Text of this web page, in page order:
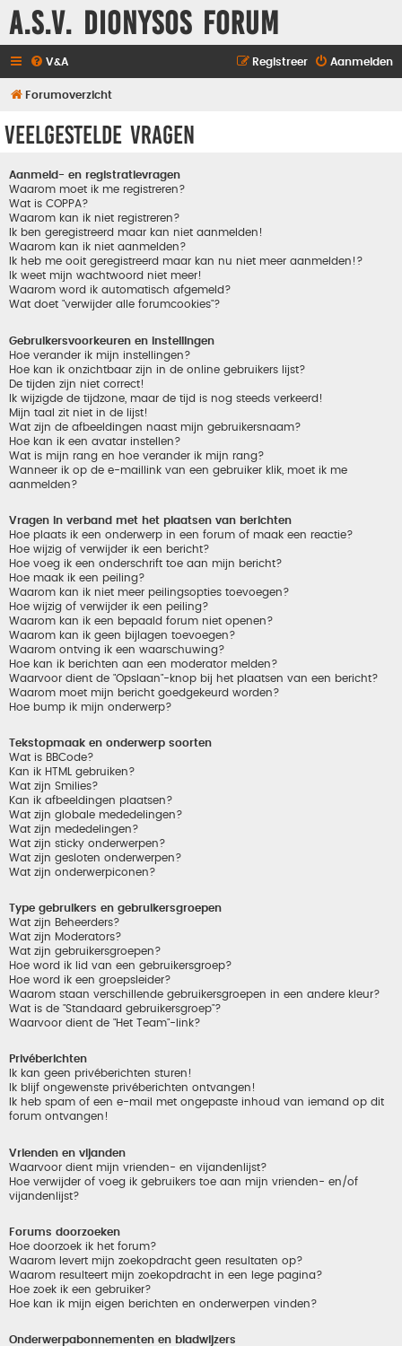
A.S.V. Dionysos Forum
V&A Aanmelden
Registreer
Forumoverzicht
Veelgestelde vragen
Aanmeld- en registratievragen
Waarom moet ik me registreren?
Wat is COPPA?
Waarom kan ik niet registreren?
Ik ben geregistreerd maar kan niet aanmelden!
Waarom kan ik niet aanmelden?
Ik heb me ooit geregistreerd maar kan nu niet meer aanmelden!?
Ik weet mijn wachtwoord niet meer!
Waarom word ik automatisch afgemeld?
Wat doet "verwijder alle forumcookies"?
Gebruikersvoorkeuren en instellingen
Hoe verander ik mijn instellingen?
Hoe kan ik onzichtbaar zijn in de online gebruikers lijst?
De tijden zijn niet correct!
Ik wijzigde de tijdzone, maar de tijd is nog steeds verkeerd!
Mijn taal zit niet in de lijst!
Wat zijn de afbeeldingen naast mijn gebruikersnaam?
Hoe kan ik een avatar instellen?
Wat is mijn rang en hoe verander ik mijn rang?
Wanneer ik op de e-maillink van een gebruiker klik, moet ik me
aanmelden?
Vragen in verband met het plaatsen van berichten
Hoe plaats ik een onderwerp in een forum of maak een reactie?
Hoe wijzig of verwijder ik een bericht?
Hoe voeg ik een onderschrift toe aan mijn bericht?
Hoe maak ik een peiling?
Waarom kan ik niet meer peilingsopties toevoegen?
Hoe wijzig of verwijder ik een peiling?
Waarom kan ik een bepaald forum niet openen?
Waarom kan ik geen bijlagen toevoegen?
Waarom ontving ik een waarschuwing?
Hoe kan ik berichten aan een moderator melden?
Waarvoor dient de "Opslaan"-knop bij het plaatsen van een bericht?
Waarom moet mijn bericht goedgekeurd worden?
Hoe bump ik mijn onderwerp?
Tekstopmaak en onderwerp soorten
Wat is BBCode?
Kan ik HTML gebruiken?
Wat zijn Smilies?
Kan ik afbeeldingen plaatsen?
Wat zijn globale mededelingen?
Wat zijn mededelingen?
Wat zijn sticky onderwerpen?
Wat zijn gesloten onderwerpen?
Wat zijn onderwerpiconen?
Type gebruikers en gebruikersgroepen
Wat zijn Beheerders?
Wat zijn Moderators?
Wat zijn gebruikersgroepen?
Hoe word ik lid van een gebruikersgroep?
Hoe word ik een groepsleider?
Waarom staan verschillende gebruikersgroepen in een andere kleur?
Wat is de "Standaard gebruikersgroep"?
Waarvoor dient de "Het Team"-link?
Privéberichten
Ik kan geen privéberichten sturen!
Ik blijf ongewenste privéberichten ontvangen!
Ik heb spam of een e-mail met ongepaste inhoud van iemand op dit
forum ontvangen!
Vrienden en vijanden
Waarvoor dient mijn vrienden- en vijandenlijst?
Hoe verwijder of voeg ik gebruikers toe aan mijn vrienden- en/of
vijandenlijst?
Forums doorzoeken
Hoe doorzoek ik het forum?
Waarom levert mijn zoekopdracht geen resultaten op?
Waarom resulteert mijn zoekopdracht in een lege pagina?
Hoe zoek ik een gebruiker?
Hoe kan ik mijn eigen berichten en onderwerpen vinden?
Onderwerpabonnementen en bladwijzers